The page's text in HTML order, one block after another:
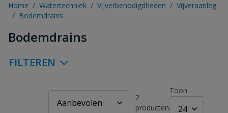
Home / Watertechniek / Vijverbenodigdheden / Vijveraanleg
/ Bodemdrains
Bodemdrains
FILTEREN
2
producten
Toon